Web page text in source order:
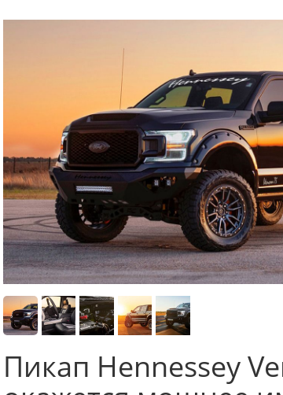
Пикап Hennessey